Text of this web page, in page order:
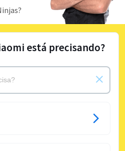
está precisando?